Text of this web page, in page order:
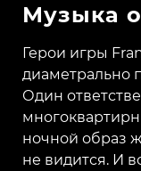
Музыка
Герои игры
диаметрально
Один
ночной образ
не видится. И